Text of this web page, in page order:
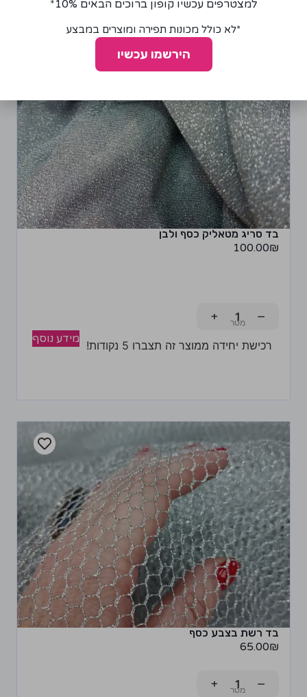
בד סריג מטאליק כסף ולבן
100.00₪
−
+
רכישת יחידה ממוצר זה תצברו 5 נקודות! מידע נוסף
בד רשת בצבע כסף
65.00₪
−
+
למצטרפים עכשיו קופון ברוכים הבאים 10%*
*לא כולל מכונות תפירה ומוצרים במבצע
הירשמו עכשיו